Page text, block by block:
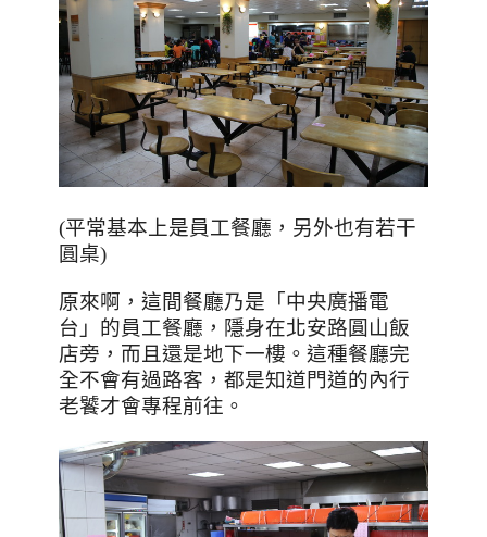
(平常基本上是員工餐廳，另外也有若干
圓桌)
原來啊，這間餐廳乃是「中央廣播電
台」的員工餐廳，隱身在北安路圓山飯
店旁，而且還是地下一樓。這種餐廳完
全不會有過路客，都是知道門道的內行
老饕才會專程前往。